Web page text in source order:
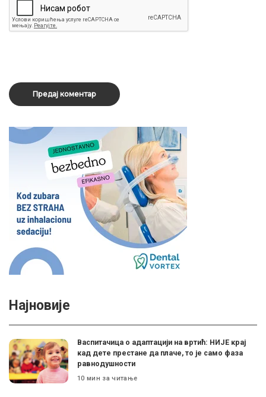
Најновије
Васпитачица о адаптацији на вртић: НИЈЕ крај
кад дете престане да плаче, то је само фаза
равнодушности
10 мин за читање